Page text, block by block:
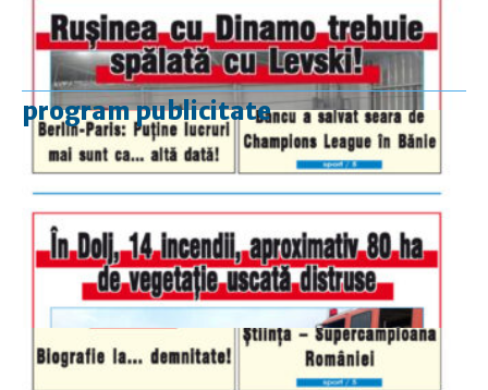
program publicitate
luni-vineri
9.00 - 17.00
duminică
9.00 - 12.00